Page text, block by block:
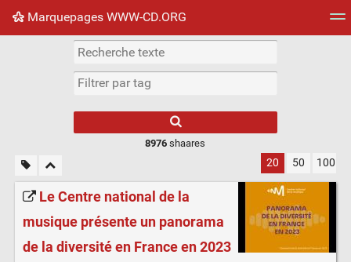
Marquepages WWW-CD.ORG
Nuage de tags Mur d'images
8976 shaares
20 50 100
Le Centre national de la
musique présente un panorama
de la diversité en France en 2023